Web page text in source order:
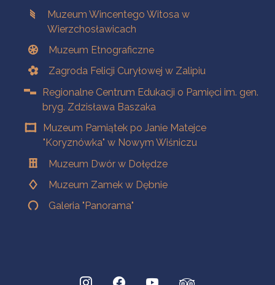
Muzeum Wincentego Witosa w
Wierzchosławicach
Muzeum Etnograficzne
Zagroda Felicji Curyłowej w Zalipiu
Regionalne Centrum Edukacji o Pamięci im. gen.
bryg. Zdzisława Baszaka
Muzeum Pamiątek po Janie Matejce
"Koryznówka" w Nowym Wiśniczu
Muzeum Dwór w Dołędze
Muzeum Zamek w Dębnie
Galeria "Panorama"